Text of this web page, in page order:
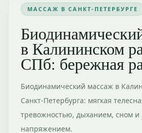
МАССАЖ В САНКТ-ПЕТЕРБУРГЕ
в Калининском
СПб: бережная
Биодинамический массаж в
Санкт-Петербурга: мягкая
тревожностью, дыханием, сном и
напряжением.